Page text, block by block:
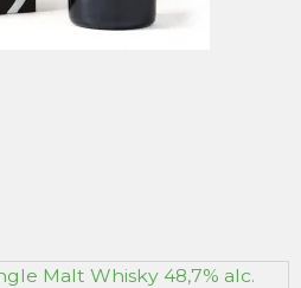
Malt Whisky 48,7% alc.